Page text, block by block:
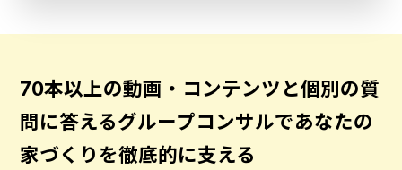
70本以上の動画・コンテンツと個別の質
問に答えるグループコンサルであなたの
家づくりを徹底的に支える